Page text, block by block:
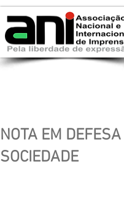
NOTA EM
SOCIEDADE